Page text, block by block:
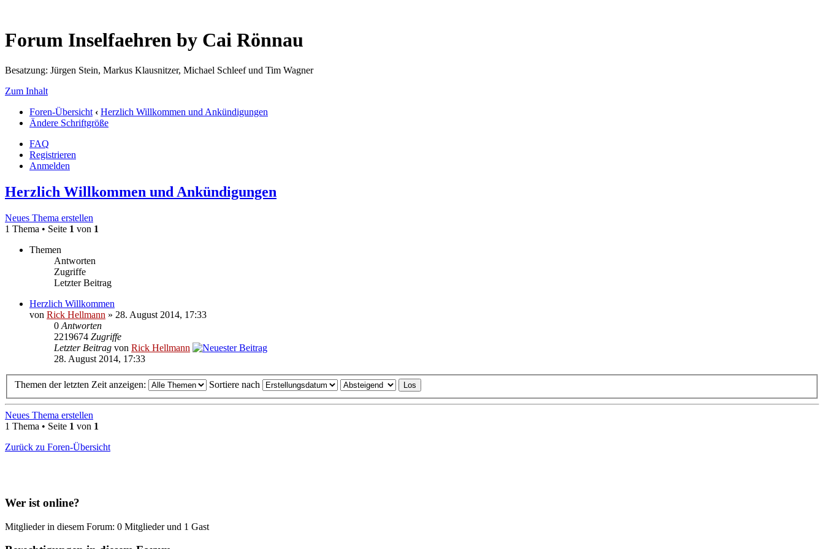
Forum Inselfaehren by Cai Rönnau
Besatzung: Jürgen Stein, Markus Klausnitzer, Michael Schleef und Tim Wagner
Zum Inhalt
Foren-Übersicht ‹ Herzlich Willkommen und Ankündigungen
Ändere Schriftgröße
FAQ
Registrieren
Anmelden
Herzlich Willkommen und Ankündigungen
Neues Thema erstellen
1 Thema • Seite 1 von 1
Themen
Antworten
Zugriffe
Letzter Beitrag
Herzlich Willkommen
von Rick Hellmann » 28. August 2014, 17:33
0 Antworten
2219674 Zugriffe
Letzter Beitrag von Rick Hellmann
28. August 2014, 17:33
Themen der letzten Zeit anzeigen: Sortiere nach
Neues Thema erstellen
1 Thema • Seite 1 von 1
Zurück zu Foren-Übersicht
Wer ist online?
Mitglieder in diesem Forum: 0 Mitglieder und 1 Gast